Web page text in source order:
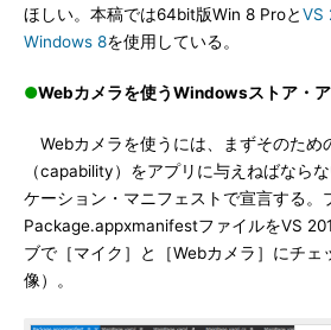
ほしい。本稿では64bit版Win 8 ProとVS
Windows 8を使用している。
●Webカメラを使うWindowsストア・
Webカメラを使うには、まずそのため
（capability）をアプリに与えねばなら
ケーション・マニフェストで宣言する。
Package.appxmanifestファイルをVS
ブで［マイク］と［Webカメラ］にチェ
像）。